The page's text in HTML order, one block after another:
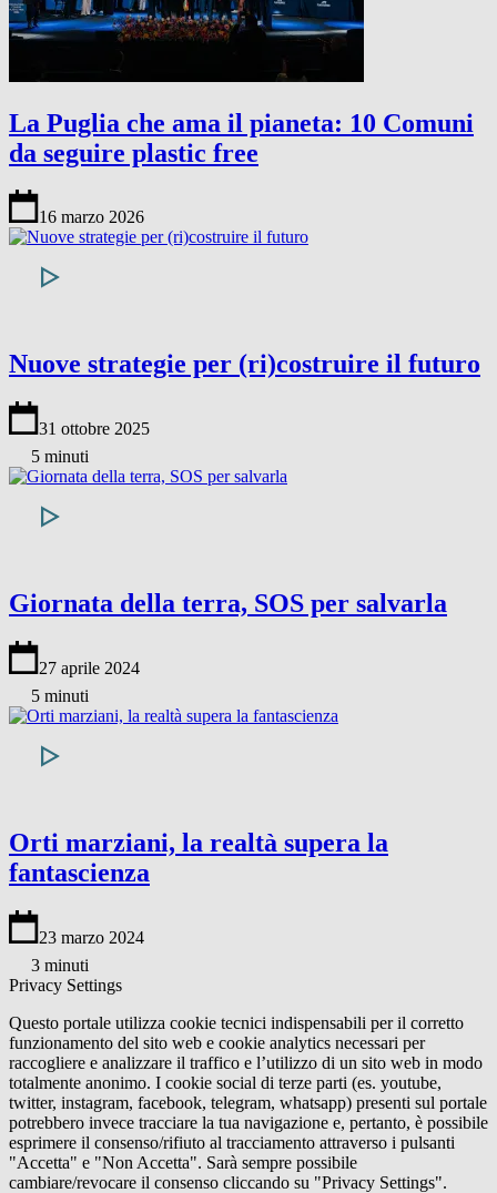
La Puglia che ama il pianeta: 10 Comuni
da seguire plastic free
16 marzo 2026
Nuove strategie per (ri)costruire il futuro
31 ottobre 2025
5 minuti
Giornata della terra, SOS per salvarla
27 aprile 2024
5 minuti
Orti marziani, la realtà supera la
fantascienza
23 marzo 2024
3 minuti
Privacy Settings
Questo portale utilizza cookie tecnici indispensabili per il corretto
funzionamento del sito web e cookie analytics necessari per
raccogliere e analizzare il traffico e l’utilizzo di un sito web in modo
totalmente anonimo. I cookie social di terze parti (es. youtube,
twitter, instagram, facebook, telegram, whatsapp) presenti sul portale
potrebbero invece tracciare la tua navigazione e, pertanto, è possibile
esprimere il consenso/rifiuto al tracciamento attraverso i pulsanti
"Accetta" e "Non Accetta". Sarà sempre possibile
cambiare/revocare il consenso cliccando su "Privacy Settings".